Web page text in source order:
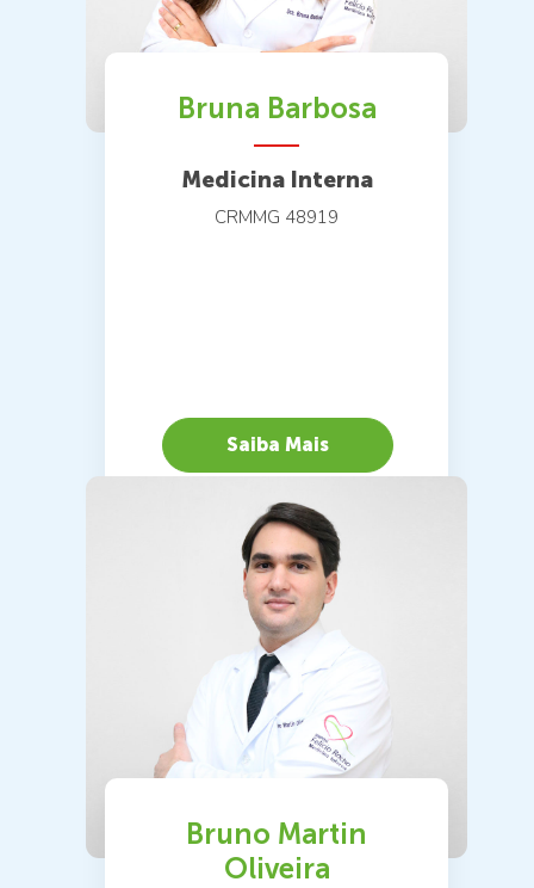
Bruna Barbosa
Medicina Interna
CRMMG 48919
Saiba Mais
Bruno Martin
Oliveira